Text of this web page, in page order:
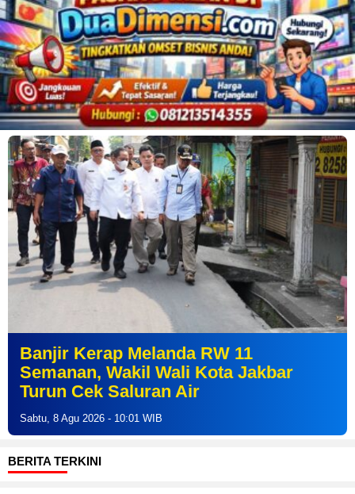
Sertifikat Rumah Ikut Terbakar Saat
Bersihkan Sampah, Warga
Simaninggir Minta Solusi ke BPN
Jumat, 7 Agu 2026 - 21:41 WIB
BERITA TERKINI